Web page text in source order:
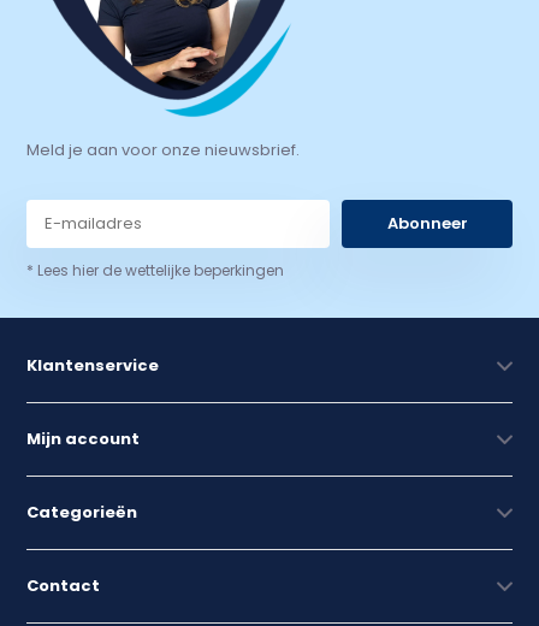
Meld je aan voor onze nieuwsbrief.
Abonneer
* Lees hier de wettelijke beperkingen
Klantenservice
Mijn account
Categorieën
Contact